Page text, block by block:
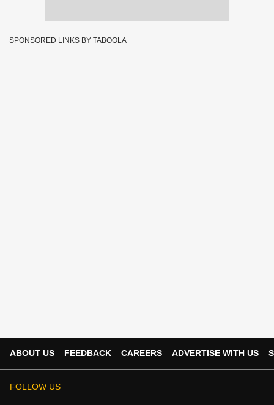
SPONSORED LINKS BY TABOOLA
ABOUT US FEEDBACK CAREERS ADVERTISE WITH US
FOLLOW US